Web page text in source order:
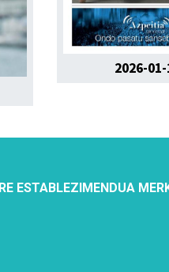
2026-
ESTABLEZIMENDUA